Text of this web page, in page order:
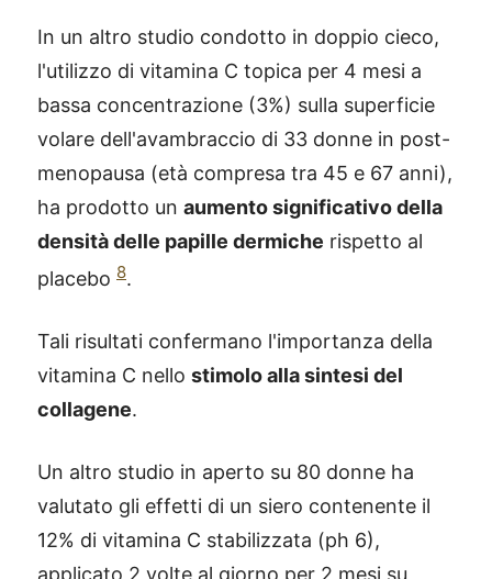
In un altro studio condotto in doppio cieco,
l'utilizzo di vitamina C topica per 4 mesi a
bassa concentrazione (3%) sulla superficie
volare dell'avambraccio di 33 donne in post-
menopausa (età compresa tra 45 e 67 anni),
ha prodotto un aumento significativo della
densità delle papille dermiche rispetto al
placebo 8.
Tali risultati confermano l'importanza della
vitamina C nello stimolo alla sintesi del
collagene.
Un altro studio in aperto su 80 donne ha
valutato gli effetti di un siero contenente il
12% di vitamina C stabilizzata (ph 6),